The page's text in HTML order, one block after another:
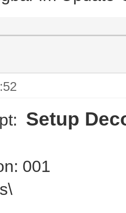
Setup
001